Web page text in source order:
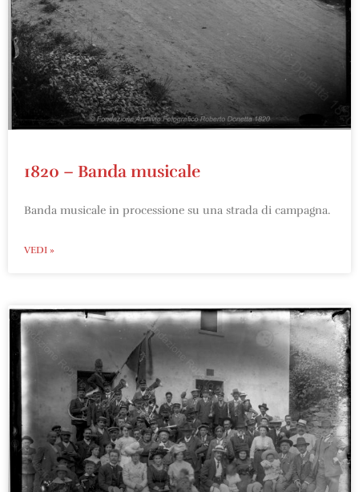
1820 – Banda musicale
Banda musicale in processione su una strada di campagna.
VEDI »